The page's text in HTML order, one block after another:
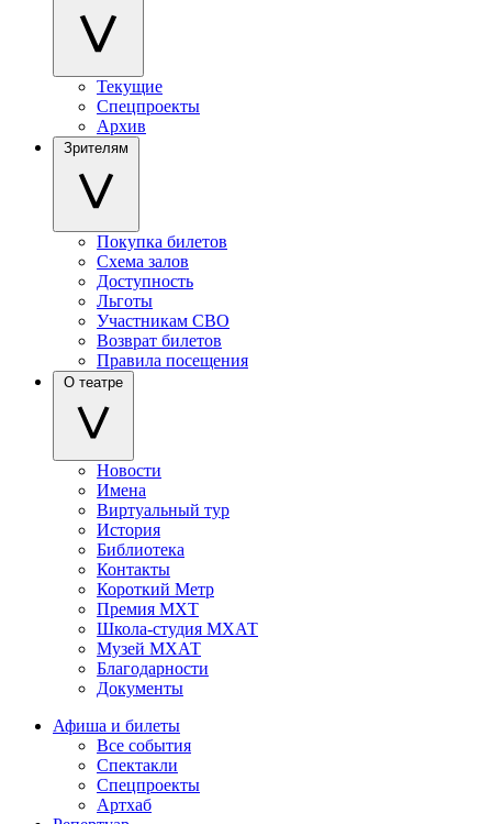
Текущие
Спецпроекты
Архив
Зрителям
Покупка билетов
Схема залов
Доступность
Льготы
Участникам СВО
Возврат билетов
Правила посещения
О театре
Новости
Имена
Виртуальный тур
История
Библиотека
Контакты
Короткий Метр
Премия МХТ
Школа-студия МХАТ
Музей МХАТ
Благодарности
Документы
Афиша и билеты
Все события
Спектакли
Спецпроекты
Артхаб